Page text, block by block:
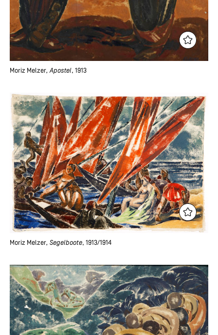
Moriz Melzer, Apostel, 1913
Moriz Melzer, Segelboote, 1913/1914